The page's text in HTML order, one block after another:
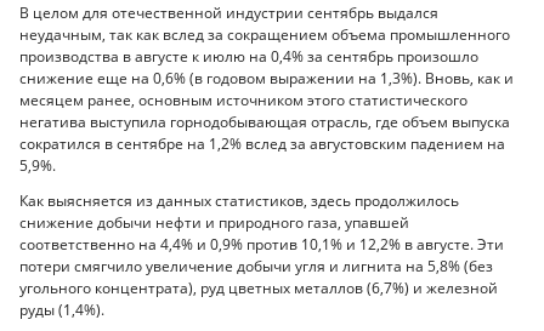
В целом для отечественной индустрии сентябрь выдался
неудачным, так как вслед за сокращением объема промышленного
производства в августе к июлю на 0,4% за сентябрь произошло
снижение еще на 0,6% (в годовом выражении на 1,3%). Вновь, как и
месяцем ранее, основным источником этого статистического
негатива выступила горнодобывающая отрасль, где объем выпуска
сократился в сентябре на 1,2% вслед за августовским падением на
5,9%.
Как выясняется из данных статистиков, здесь продолжилось
снижение добычи нефти и природного газа, упавшей
соответственно на 4,4% и 0,9% против 10,1% и 12,2% в августе. Эти
потери смягчило увеличение добычи угля и лигнита на 5,8% (без
угольного концентрата), руд цветных металлов (6,7%) и железной
руды (1,4%).